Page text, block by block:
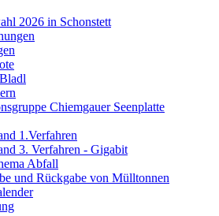
2026 in Schonstett
Chiemgauer Seenplatte
1.Verfahren
3. Verfahren - Gigabit
Abfall
und Rückgabe von Mülltonnen